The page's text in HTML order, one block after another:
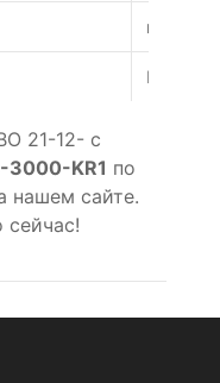
Россия
21-12- с
3000-KR1 по
нашем сайте.